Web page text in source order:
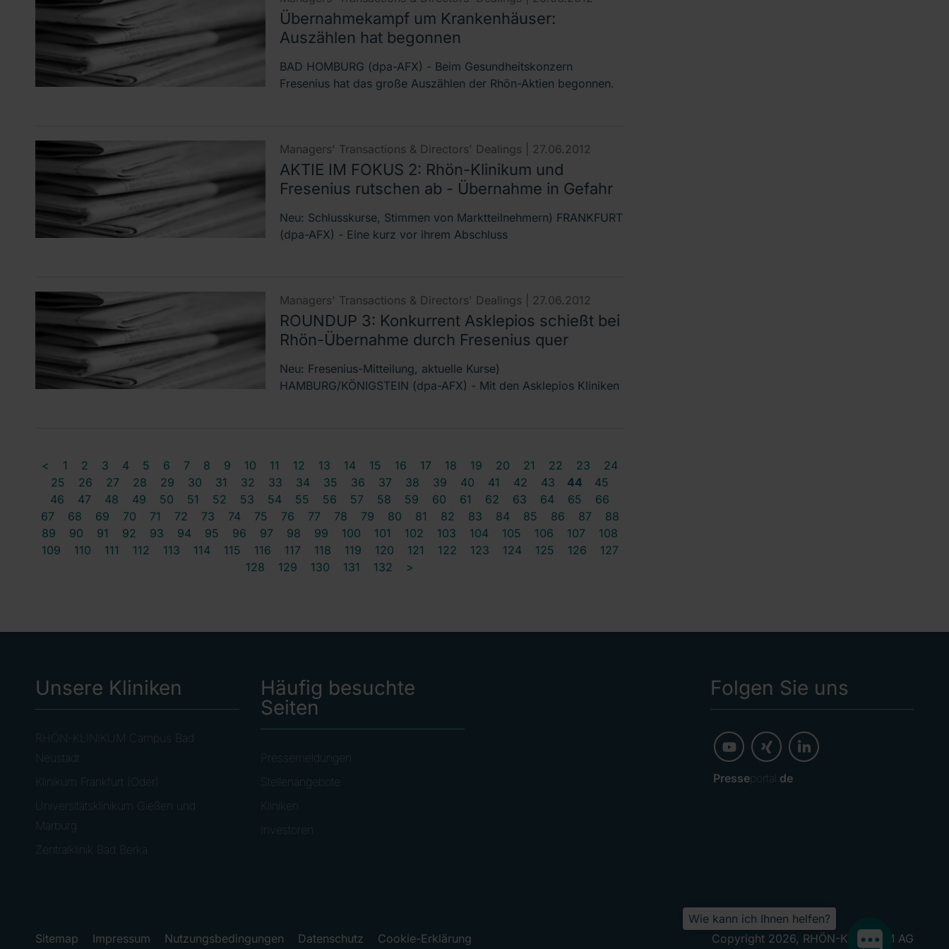
Übernahmekampf um Krankenhäuser:
Auszählen hat begonnen
BAD HOMBURG (dpa-AFX) - Beim Gesundheitskonzern
Fresenius hat das große Auszählen der Rhön-Aktien begonnen.
Managers' Transactions & Directors' Dealings | 27.06.2012
AKTIE IM FOKUS 2: Rhön-Klinikum und
Fresenius rutschen ab - Übernahme in Gefahr
Neu: Schlusskurse, Stimmen von Marktteilnehmern) FRANKFURT
(dpa-AFX) - Eine kurz vor ihrem Abschluss
Managers' Transactions & Directors' Dealings | 27.06.2012
ROUNDUP 3: Konkurrent Asklepios schießt bei
Rhön-Übernahme durch Fresenius quer
Neu: Fresenius-Mitteilung, aktuelle Kurse)
HAMBURG/KÖNIGSTEIN (dpa-AFX) - Mit den Asklepios Kliniken
< 1 2 3 4 5 6 7 8 9 10 11 12 13 14 15 16 17 18 19 20 21 22 23
24
25
26 27 28 29 30 31 32 33 34 35 36 37 38 39 40 41 42 43 44
45
46
47 48 49 50 51 52 53 54 55 56 57 58 59 60 61 62 63 64 65
66
67
68 69 70 71 72 73 74 75 76 77 78 79 80 81 82 83 84 85 86 87
88
89
90 91 92 93 94 95 96 97 98 99 100 101 102 103 104 105 106 107
108
109
110 111 112 113 114 115 116 117 118 119 120 121 122 123 124 125 126
127
128
129 130 131 132 >
Unsere Kliniken
RHÖN-KLINIKUM Campus Bad
Neustadt
Klinikum Frankfurt (Oder)
Universitätsklinikum Gießen und
Marburg
Zentralklinik Bad Berka
Häufig besuchte
Seiten
Pressemeldungen
Stellenangebote
Kliniken
Investoren
Folgen Sie uns
Presseportal. de
Sitemap Impressum Nutzungsbedingungen Datenschutz Cookie-Erklärung Copyright 2026, RHÖN-KLINIKUM AG
Wie kann ich Ihnen helfen?